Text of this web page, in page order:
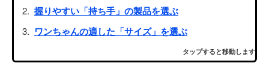
握りやすい「持ち手」の製品を選ぶ
ワンちゃんの適した「サイズ」を選ぶ
タップすると移動します